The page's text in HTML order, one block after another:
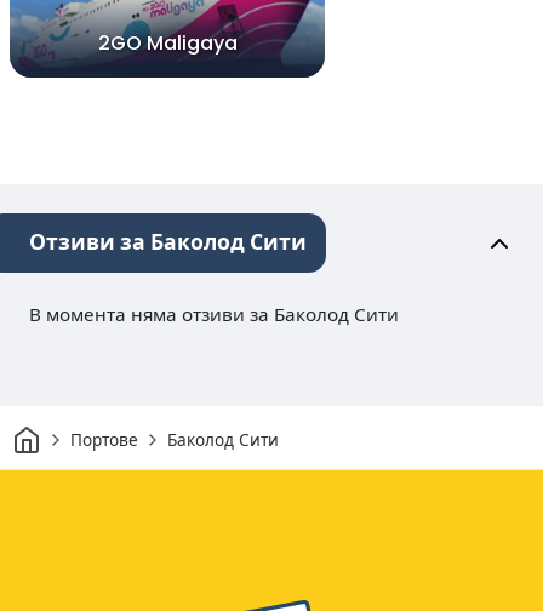
2GO Maligaya
Отзиви за Баколод Сити
В момента няма отзиви за Баколод Сити
Начало
Портове Баколод Сити